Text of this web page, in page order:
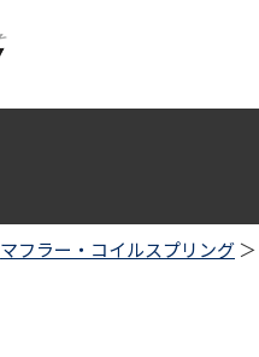
マフラー・コイルスプリング ＞